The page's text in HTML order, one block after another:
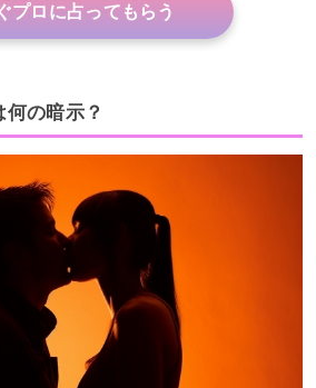
プロに占ってもらう
の暗示？